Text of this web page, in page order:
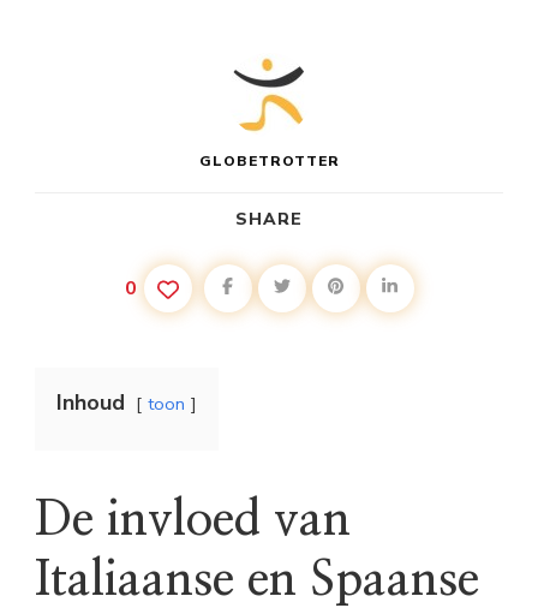
GLOBETROTTER
SHARE
0
Inhoud toon
De invloed van
Italiaanse en Spaanse